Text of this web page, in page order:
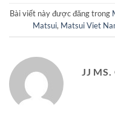
Bài viết này được đăng trong
Matsui, Matsui Viet
JJ